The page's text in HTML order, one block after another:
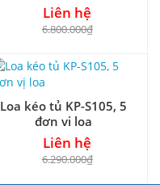
Liên hệ
6.800.000₫
Loa kéo tủ KP-S105, 5
đơn vị loa
Liên hệ
6.290.000₫